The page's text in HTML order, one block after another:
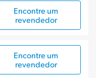
Encontre um
revendedor
Encontre um
revendedor